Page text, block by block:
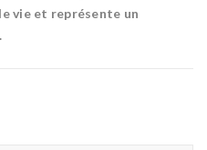
vie et représente un